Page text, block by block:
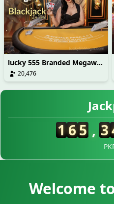
lucky 555 Branded Megaways
20,476
165 , 2
Welcome